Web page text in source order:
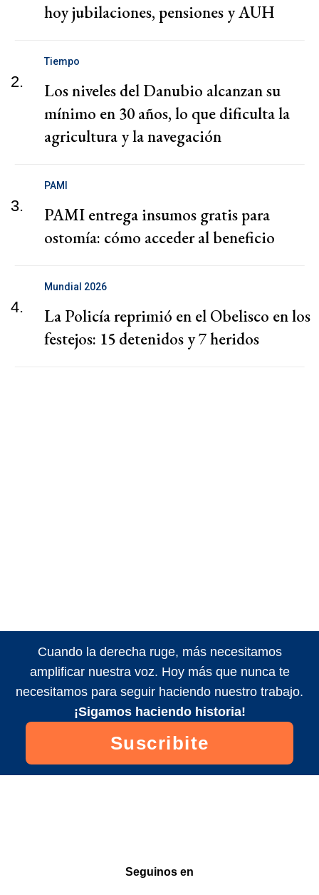
hoy jubilaciones, pensiones y AUH
2.
Tiempo
Los niveles del Danubio alcanzan su
mínimo en 30 años, lo que dificulta la
agricultura y la navegación
3.
PAMI
PAMI entrega insumos gratis para
ostomía: cómo acceder al beneficio
4.
Mundial 2026
La Policía reprimió en el Obelisco en los
festejos: 15 detenidos y 7 heridos
Cuando la derecha ruge, más necesitamos
amplificar nuestra voz. Hoy más que nunca te
necesitamos para seguir haciendo nuestro trabajo.
¡Sigamos haciendo historia!
Suscribite
Seguinos en